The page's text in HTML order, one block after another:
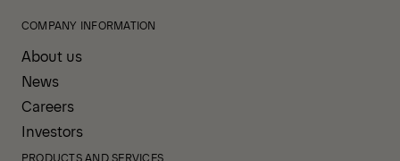
COMPANY INFORMATION
About us
News
Careers
Investors
PRODUCTS AND SERVICES